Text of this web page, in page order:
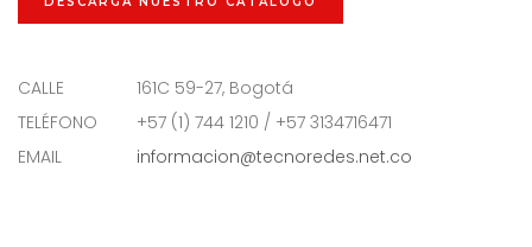
CALLE
161C 59-27, Bogotá
TELÉFONO
+57 (1) 744 1210 / +57 3134716471
EMAIL
informacion@tecnoredes.net.co